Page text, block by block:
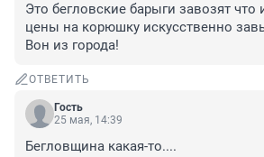
Это бегловские барыги завозят
цены на корюшку искусственно
Вон из города!
ОТВЕТИТЬ
Гость
25 мая, 14:39
Бегловщина какая-то....